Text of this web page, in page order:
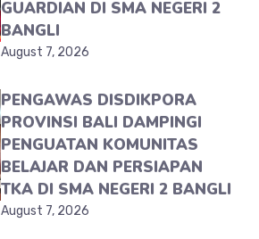
GUARDIAN DI SMA NEGERI 2
BANGLI
August 7, 2026
PENGAWAS DISDIKPORA
PROVINSI BALI DAMPINGI
PENGUATAN KOMUNITAS
BELAJAR DAN PERSIAPAN
TKA DI SMA NEGERI 2 BANGLI
August 7, 2026